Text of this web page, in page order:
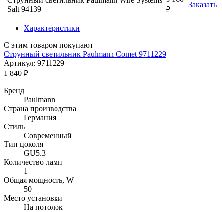
Salt 94139
₽
Заказать
Характеристики
С этим товаром покупают
Струнный светильник Paulmann Comet 9711229
Артикул: 9711229
1 840 ₽
Бренд
Paulmann
Страна производства
Германия
Стиль
Современный
Тип цоколя
GU5.3
Количество ламп
1
Общая мощность, W
50
Место установки
На потолок